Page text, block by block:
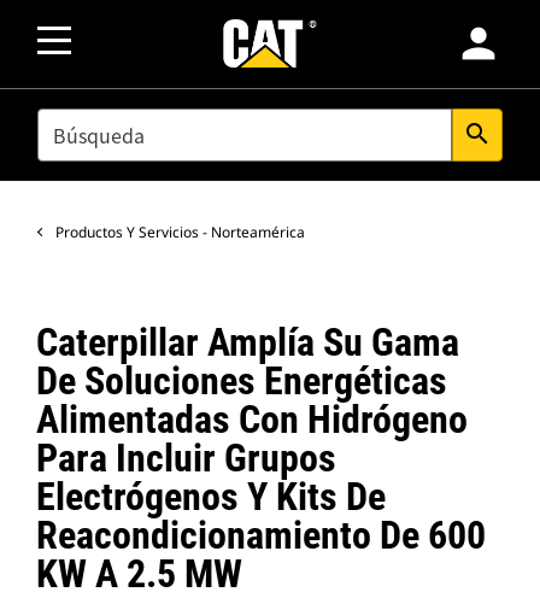
person
SEARCH search
Productos Y Servicios - Norteamérica
Caterpillar Amplía Su Gama
De Soluciones Energéticas
Alimentadas Con Hidrógeno
Para Incluir Grupos
Electrógenos Y Kits De
Reacondicionamiento De 600
KW A 2.5 MW